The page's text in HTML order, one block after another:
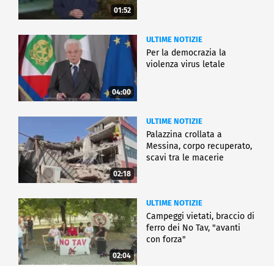
01:52
04:00
ULTIME NOTIZIE
Per la democrazia la
violenza virus letale
02:18
ULTIME NOTIZIE
Palazzina crollata a
Messina, corpo recuperato,
scavi tra le macerie
02:04
ULTIME NOTIZIE
Campeggi vietati, braccio di
ferro dei No Tav, "avanti
con forza"